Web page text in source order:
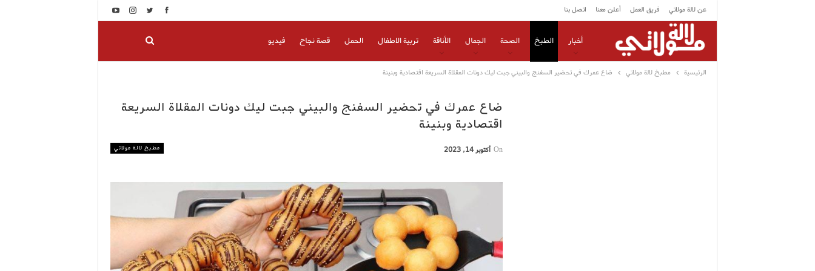
عن لالة مولاتي فريق العمل أعلن معنا اتصل بنا
أخبار الطبخ الصحة الجمال الأناقة تربية الاطفال الحمل قصة نجاح فيديو
الرئيسية مطبخ لالة مولاتي ضاع عمرك في تحضير السفنج والبيني جبت ليك دونات المقلاة السريعة اقتصادية وبنينة
ضاع عمرك في تحضير السفنج والبيني جبت ليك دونات المقلاة السريعة
اقتصادية وبنينة
مطبخ لالة مولاتي On أكتوبر 14, 2023